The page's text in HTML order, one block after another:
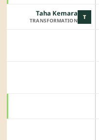
T
Taha Kemara
TRANSFORMATION